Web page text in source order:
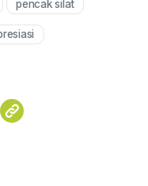
Mute
pencak silat